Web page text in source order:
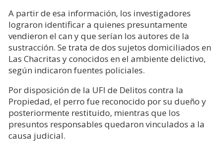
A partir de esa información, los investigadores
lograron identificar a quienes presuntamente
vendieron el can y que serían los autores de la
sustracción. Se trata de dos sujetos domiciliados en
Las Chacritas y conocidos en el ambiente delictivo,
según indicaron fuentes policiales.
Por disposición de la UFI de Delitos contra la
Propiedad, el perro fue reconocido por su dueño y
posteriormente restituido, mientras que los
presuntos responsables quedaron vinculados a la
causa judicial.